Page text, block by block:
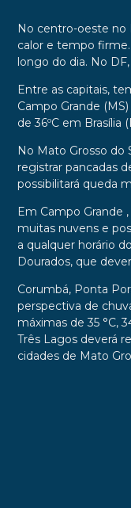
No centro-oeste no
calor e tempo
longo do dia. No
Entre as capitais,
Campo Grande
de 36ºC em Brasília
No Mato Grosso do
registrar pancadas
possibilitará queda
Em Campo Grande
muitas nuvens e
a qualquer horário
Dourados, que
Corumbá, Ponta
perspectiva de
máximas de 35 °C,
Três Lagos deverá
cidades de Mato